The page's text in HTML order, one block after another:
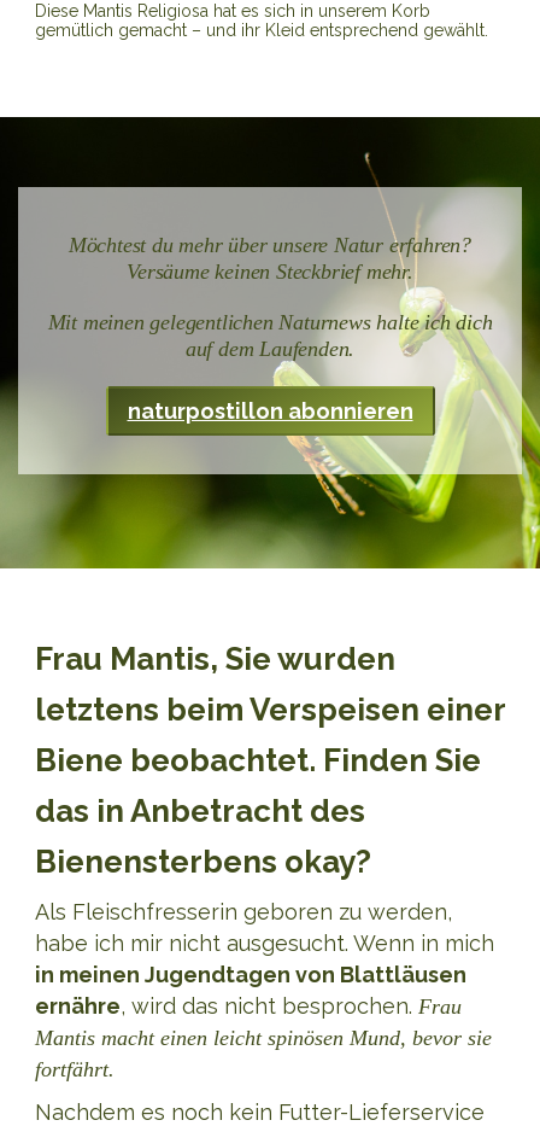
Diese Mantis Religiosa hat es sich in unserem Korb
gemütlich gemacht – und ihr Kleid entsprechend gewählt.
Möchtest du mehr über unsere Natur erfahren?
Versäume keinen Steckbrief mehr.
Mit meinen gelegentlichen Naturnews halte ich dich
auf dem Laufenden.
naturpostillon abonnieren
Frau Mantis, Sie wurden
letztens beim Verspeisen einer
Biene beobachtet. Finden Sie
das in Anbetracht des
Bienensterbens okay?
Als Fleischfresserin geboren zu werden,
habe ich mir nicht ausgesucht. Wenn in mich
in meinen Jugendtagen von Blattläusen
ernähre, wird das nicht besprochen. Frau
Mantis macht einen leicht spinösen Mund, bevor sie
fortfährt.
Nachdem es noch kein Futter-Lieferservice